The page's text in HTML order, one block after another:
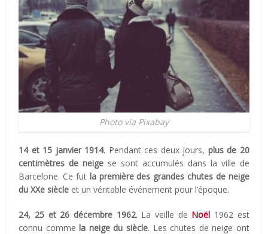
Photo via Pixabay
14 et 15 janvier 1914. Pendant ces deux jours, plus de 20
centimètres de neige se sont accumulés dans la ville de
Barcelone. Ce fut la première des grandes chutes de neige
du XXe siècle et un véritable événement pour l’époque.
24, 25 et 26 décembre 1962. La veille de Noël 1962 est
connu commela neige du siècle. Les chutes de neige ont